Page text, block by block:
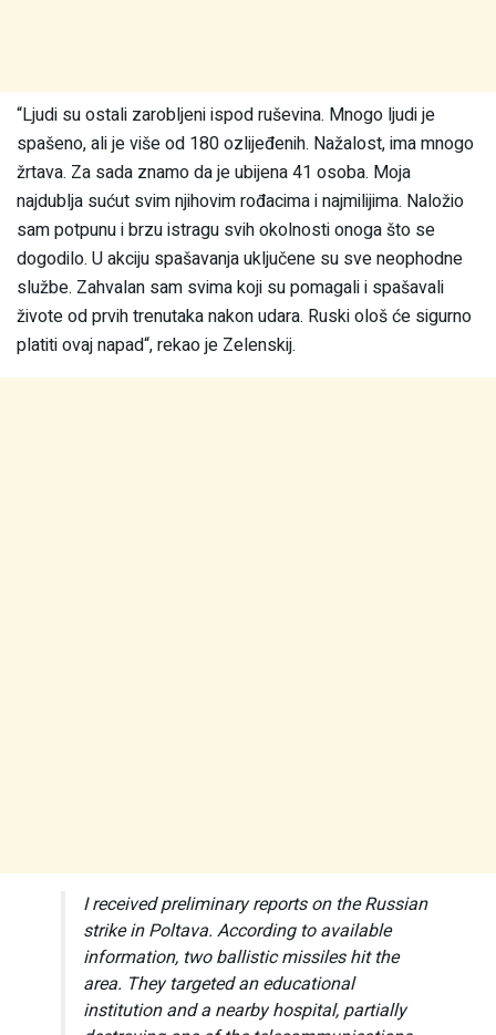
“Ljudi su ostali zarobljeni ispod ruševina. Mnogo ljudi je
spašeno, ali je više od 180 ozlijeđenih. Nažalost, ima mnogo
žrtava. Za sada znamo da je ubijena 41 osoba. Moja
najdublja sućut svim njihovim rođacima i najmilijima. Naložio
sam potpunu i brzu istragu svih okolnosti onoga što se
dogodilo. U akciju spašavanja uključene su sve neophodne
službe. Zahvalan sam svima koji su pomagali i spašavali
živote od prvih trenutaka nakon udara. Ruski ološ će sigurno
platiti ovaj napad“, rekao je Zelenskij.
I received preliminary reports on the Russian
strike in Poltava. According to available
information, two ballistic missiles hit the
area. They targeted an educational
institution and a nearby hospital, partially